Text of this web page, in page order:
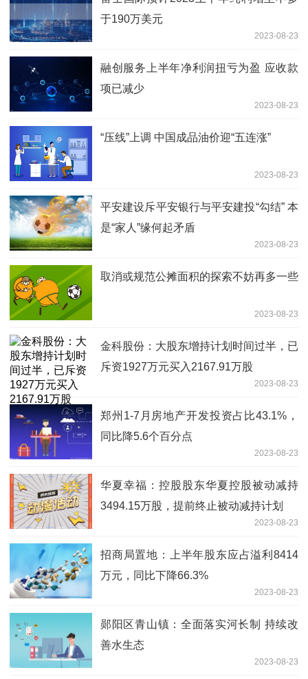
于190万美元
2023-08-23
融创服务上半年净利润扭亏为盈 应收款
项已减少
2023-08-23
“压线”上调 中国成品油价迎“五连涨”
2023-08-23
平安建设斥平安银行与平安建投“勾结” 本
是“家人”缘何起矛盾
2023-08-23
取消或规范公摊面积的探索不妨再多一些
2023-08-23
金科股份：大股东增持计划时间过半，已
斥资1927万元买入2167.91万股
2023-08-23
郑州1-7月房地产开发投资占比43.1%，
同比降5.6个百分点
2023-08-23
华夏幸福：控股股东华夏控股被动减持
3494.15万股，提前终止被动减持计划
2023-08-23
招商局置地：上半年股东应占溢利8414
万元，同比下降66.3%
2023-08-23
郧阳区青山镇：全面落实河长制 持续改
善水生态
2023-08-23